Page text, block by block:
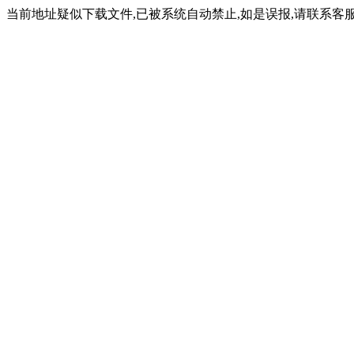
当前地址疑似下载文件,已被系统自动禁止,如是误报,请联系客